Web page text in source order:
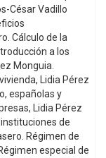
César Vadillo
Cálculo de la
a los
Monguia.
Lidia Pérez
españolas y
Lidia Pérez
de
Régimen de
especial de